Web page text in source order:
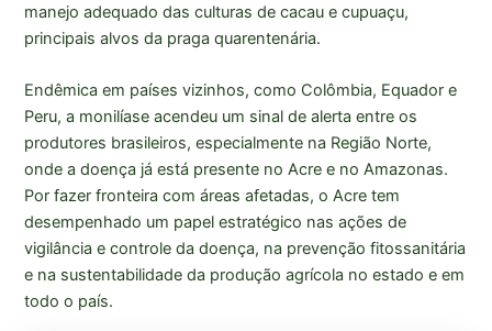
manejo adequado das culturas de cacau e cupuaçu,
principais alvos da praga quarentenária.
Endêmica em países vizinhos, como Colômbia, Equador e
Peru, a monilíase acendeu um sinal de alerta entre os
produtores brasileiros, especialmente na Região Norte,
onde a doença já está presente no Acre e no Amazonas.
Por fazer fronteira com áreas afetadas, o Acre tem
desempenhado um papel estratégico nas ações de
vigilância e controle da doença, na prevenção fitossanitária
e na sustentabilidade da produção agrícola no estado e em
todo o país.